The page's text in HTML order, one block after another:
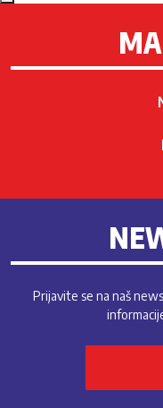
Prijavite se na naš